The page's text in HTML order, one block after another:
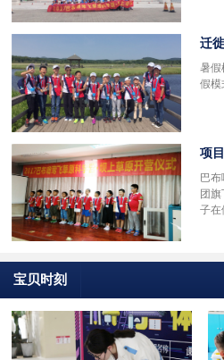
迁
暑假
假模
项
巴
团
子在
宝贝时刻